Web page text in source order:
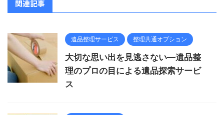
関連記事
遺品整理サービス 整理共通オプション
大切な思い出を見逃さない―遺品整
理のプロの目による遺品探索サービ
ス